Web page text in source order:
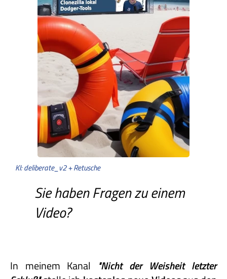
KI: deliberate_v2 + Retusche
Sie haben Fragen zu einem
Video?
In meinem Kanal "Nicht der Weisheit letzter